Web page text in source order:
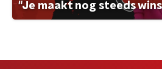
"Je maakt nog steeds